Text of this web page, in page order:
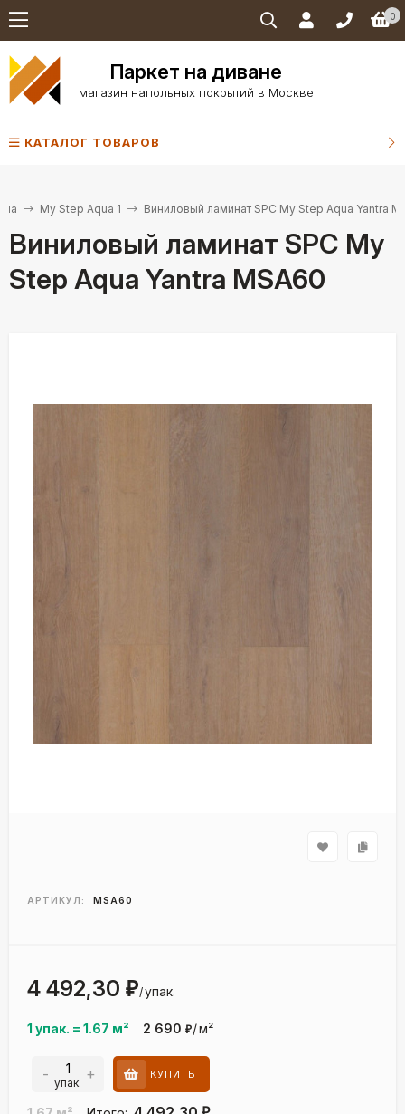
0
Паркет на диване
магазин напольных покрытий в Москве
КАТАЛОГ ТОВАРОВ
My Step Aqua 1 Виниловый ламинат SPC My Step Aqua Yantra
Виниловый ламинат SPC My
Step Aqua Yantra MSA60
АРТИКУЛ: MSA60
1 упак. = 1.67 м² 2 690 ₽/м²
4 492,30 ₽/упак.
- упак. + КУПИТЬ